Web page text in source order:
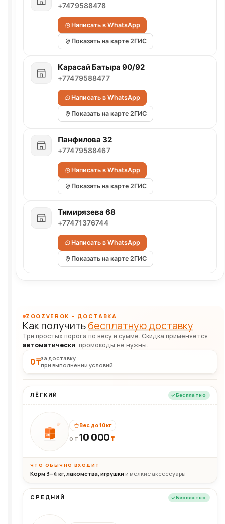
+7479588478
Написать в WhatsApp
Показать на карте 2ГИС
Карасай Батыра 90/92
+77479588477
Написать в WhatsApp
Показать на карте 2ГИС
Панфилова 32
+77479588467
Написать в WhatsApp
Показать на карте 2ГИС
Тимирязева 68
+77471376744
Написать в WhatsApp
Показать на карте 2ГИС
ZOOZVEROK • ДОСТАВКА
Как получитьбесплатную доставку
Три простых порога по весу и сумме. Скидка применяется
автоматически, промокоды не нужны.
0 ₸за доставку
при выполнении условий
ЛЁГКИЙ Бесплатно
10кг
Вес до 10 кг
ОТ 10 000₸
ЧТО ОБЫЧНО ВХОДИТ
Корм 3–4 кг, лакомства, игрушки и мелкие аксессуары
СРЕДНИЙ Бесплатно